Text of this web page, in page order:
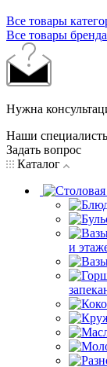
Все товары
Все товары
Нужна
Наши
Задать вопрос
Каталог
и